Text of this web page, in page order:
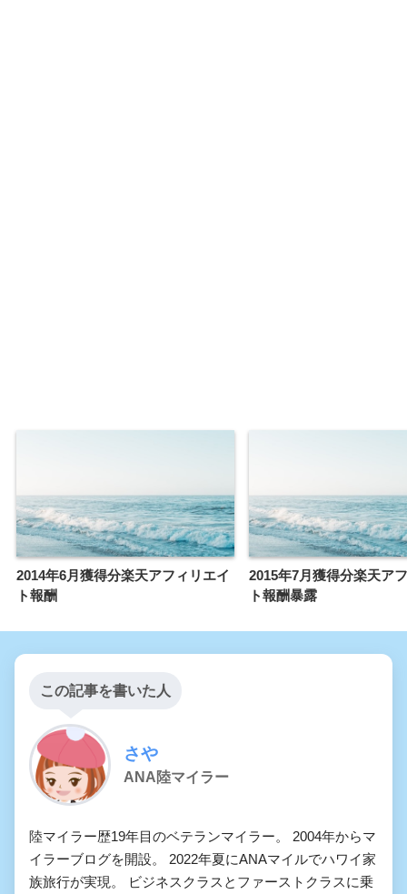
2014年6月獲得分楽天アフィリエイ
ト報酬
2015年7月獲得分楽天ア
ト報酬暴露
この記事を書いた人
さや
ANA陸マイラー
陸マイラー歴19年目のベテランマイラー。 2004年からマ
イラーブログを開設。 2022年夏にANAマイルでハワイ家
族旅行が実現。 ビジネスクラスとファーストクラスに乗